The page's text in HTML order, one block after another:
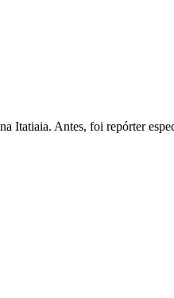
Itatiaia. Antes, foi repórter